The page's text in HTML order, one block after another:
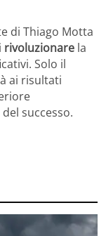
di Thiago Motta
rivoluzionare la
Solo il
ai risultati
successo.